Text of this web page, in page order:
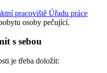
pracoviště Úřadu práce
osoby pečující.
s sebou
je třeba doložit: